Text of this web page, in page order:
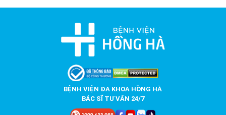
BỆNH VIỆN ĐA KHOA HỒNG HÀ
BÁC SĨ TƯ VẤN 24/7